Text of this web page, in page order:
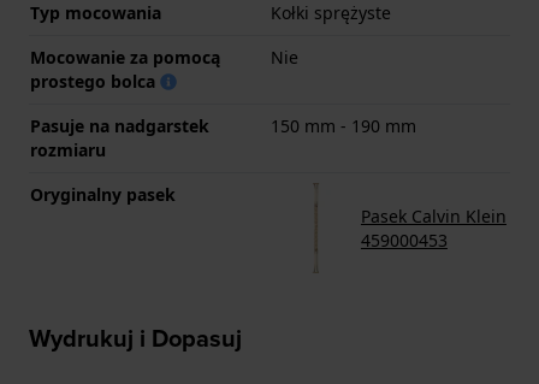
Typ mocowania
Kołki sprężyste
Mocowanie za pomocą
prostego bolca
Nie
Pasuje na nadgarstek
rozmiaru
150 mm - 190 mm
Oryginalny pasek
Pasek Calvin Klein
459000453
Wydrukuj i Dopasuj